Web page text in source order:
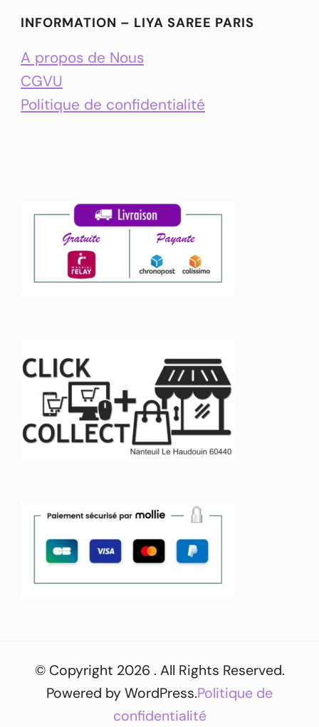
INFORMATION – LIYA SAREE PARIS
A propos de Nous
CGVU
Politique de confidentialité
© Copyright 2026 . All Rights Reserved.
Powered by WordPress.Politique de
confidentialité